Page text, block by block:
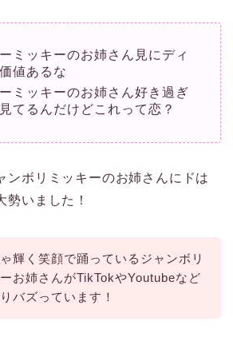
ミッキーのお姉さん見にディ
値あるな
ミッキーのお姉さん好き過ぎ
てるんだけどこれって恋？
ンボリミッキーのお姉さんにドは
勢いました！
輝く笑顔で踊っているジャンボリ
お姉さんがTikTokやYoutubeなど
バズっています！